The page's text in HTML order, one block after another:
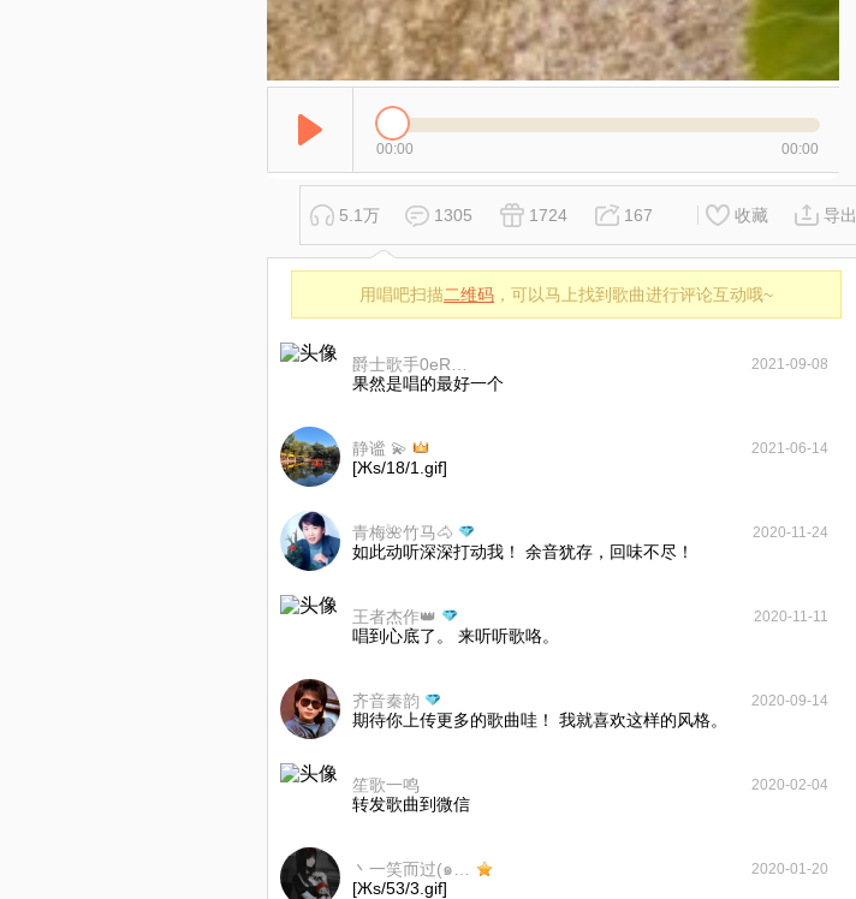
00:00 00:00
5.1万 1305 1724 167 收藏 导出
用唱吧扫描二维码 ，可以马上找到歌曲进行评论互动哦~
2021-09-08
果然是唱的最好一个
静谧 💫 2021-06-14
[Жs/18/1.gif]
青梅🌺竹马🐴 2020-11-24
如此动听深深打动我！ 余音犹存，回味不尽！
王者杰作👑 2020-11-11
唱到心底了。 来听听歌咯。
齐音秦韵 2020-09-14
期待你上传更多的歌曲哇！ 我就喜欢这样的风格。
笙歌一鸣 2020-02-04
转发歌曲到微信
2020-01-20
[Жs/53/3.gif]